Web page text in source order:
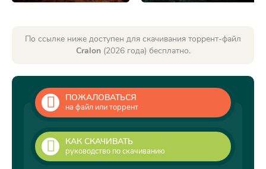
По ссылке ниже доступен для скачивания торрент-файл
Cralon(2026 года) бесплатно.
ПОЖАЛОВАТЬСЯ
на файл или торрент
КАК СКАЧИВАТЬ
руководство по скачиванию